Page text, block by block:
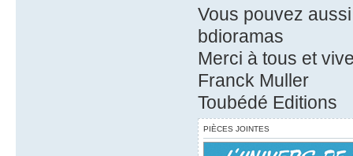
Vous pouvez
bdioramas
Merci à tous et
Franck Muller
Toubédé Editions
PIÈCES JOINTES